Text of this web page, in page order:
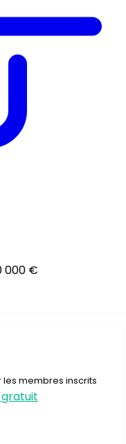
000 €
membres inscrits